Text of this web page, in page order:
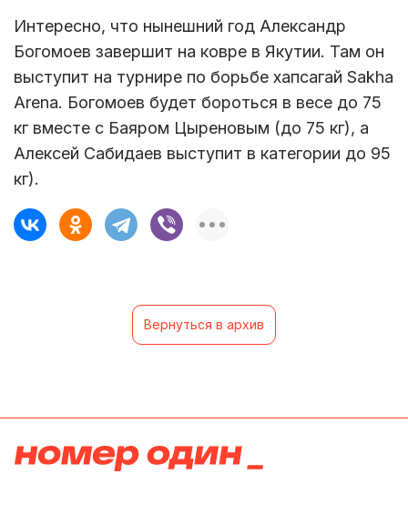
Интересно, что нынешний год Александр
Богомоев завершит на ковре в Якутии. Там он
выступит на турнире по борьбе хапсагай Sakha
Arena. Богомоев будет бороться в весе до 75
кг вместе с Баяром Цыреновым (до 75 кг), а
Алексей Сабидаев выступит в категории до 95
кг).
Вернуться в архив